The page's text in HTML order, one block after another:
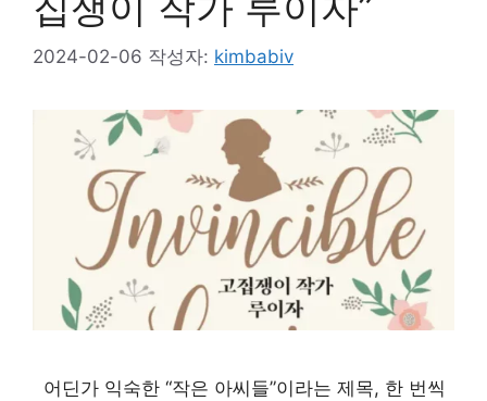
2024-02-06 작성자: kimbabiv
어딘가 익숙한 “작은 아씨들”이라는 제목, 한 번씩